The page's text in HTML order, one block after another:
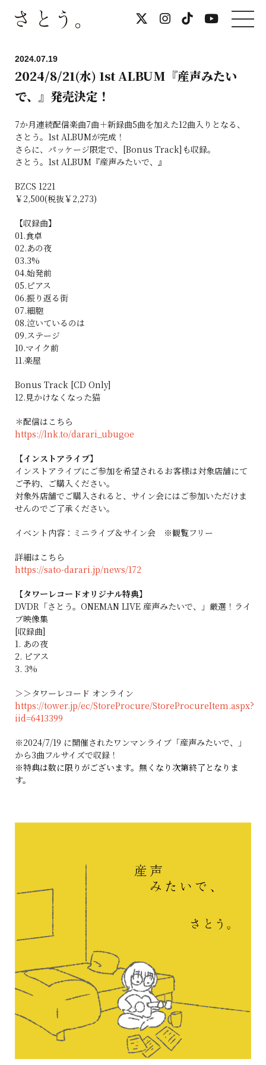
2024.07.19
2024/8/21(水) 1st ALBUM『産声みたい
で、』発売決定！
7か月連続配信楽曲7曲＋新録曲5曲を加えた12曲入りとなる、
さとう。1st ALBUMが完成！
さらに、パッケージ限定で、[Bonus Track]も収録。
さとう。1st ALBUM『産声みたいで、』
BZCS 1221
￥2,500(税抜￥2,273)
【収録曲】
01.食卓
02.あの夜
03.3%
04.始発前
05.ピアス
06.振り返る街
07.細胞
08.泣いているのは
09.ステージ
10.マイク前
11.楽屋
Bonus Track [CD Only]
12.見かけなくなった猫
＊配信はこちら
https://lnk.to/darari_ubugoe
【インストアライブ】
インストアライブにご参加を希望されるお客様は対象店舗にて
ご予約、ご購入ください。
対象外店舗でご購入されると、サイン会にはご参加いただけま
せんのでご了承ください。
イベント内容：ミニライブ＆サイン会 ※観覧フリー
詳細はこちら
https://sato-darari.jp/news/172
【タワーレコードオリジナル特典】
DVDR「さとう。ONEMAN LIVE 産声みたいで、」厳選！ライ
ブ映像集
[収録曲]
1. あの夜
2. ピアス
3. 3%
＞＞タワーレコード オンライン
https://tower.jp/ec/StoreProcure/StoreProcureItem.aspx?
iid=6413399
※2024/7/19 に開催されたワンマンライブ「産声みたいで、」
から3曲フルサイズで収録！
※特典は数に限りがございます。無くなり次第終了となりま
す。